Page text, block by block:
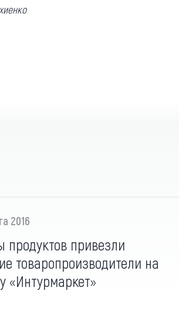
2016
продуктов привезли
товаропроизводители на
«Интурмаркет»